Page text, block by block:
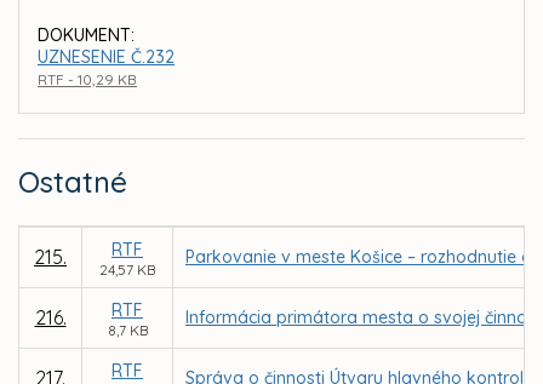
DOKUMENT:
UZNESENIE Č.232
RTF - 10,29 KB
Ostatné
215. RTF
24,57 KB
Parkovanie v meste Košice – rozhodnutie
216. RTF
8,7 KB
Informácia primátora mesta o svojej
217. RTF Správa o činnosti Útvaru hlavného